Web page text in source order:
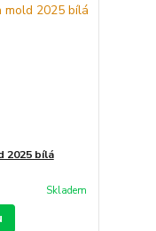
2025 bílá
Skladem